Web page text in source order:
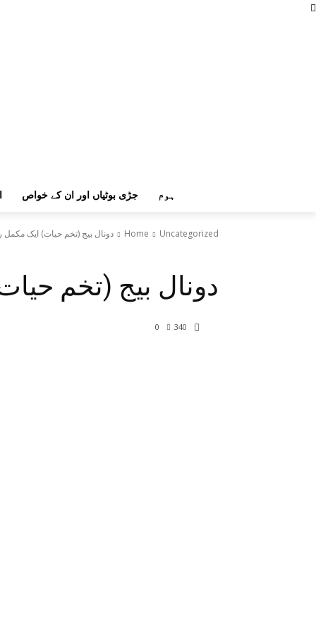
جڑی بوٹیاں اور ان کے خواص ہوم
Home Uncategorized دونال بیج (تخم حیات) ایک مکمل
دونال بیج (تخم
0 340